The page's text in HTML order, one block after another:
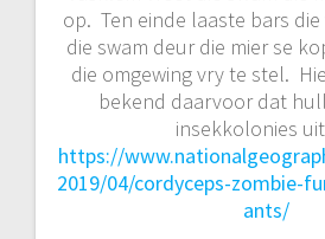
op. Ten einde laaste bars
die swam deur die mier se
die omgewing vry te stel.
bekend daarvoor dat
insekkolonies
https://
2019/04/cordyceps-zombie-
ants/